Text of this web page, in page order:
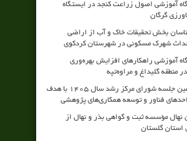
آموزشی اصول زراعت کنجد در ایستگاه
گرگان
بخش تحقیقات خاک و آب از اراضی
شهرک مسکونی در شهرستان کردکوی
آموزشی راهکارهای افزایش بهره‌وری
منطقه گلیداغ و مراوه‌تپه
برگزاری دومین جلسه شورای مرکز رشد سال ۱۴۰۵ با هدف
فناور و توسعه همکاری‌های پژوهشی
نهال مؤسسه ثبت و گواهی بذر و نهال از
استان گلستان